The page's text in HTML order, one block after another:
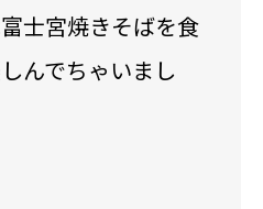
士宮焼きそばを食
んでちゃいまし